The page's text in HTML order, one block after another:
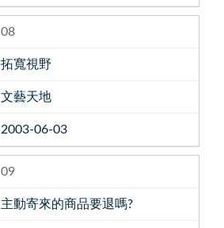
08
拓寬視野
文藝天地
2003-06-03
09
主動寄來的商品要退嗎?